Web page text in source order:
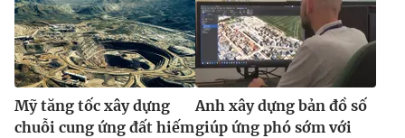
Mỹ tăng tốc xây dựng
chuỗi cung ứng đất hiếm
Anh xây dựng bản đồ số
giúp ứng phó sớm với